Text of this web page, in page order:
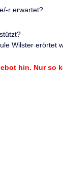
r erwartet?
Wilster erörtet
hin. Nur so